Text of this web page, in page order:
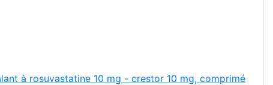
à rosuvastatine 10 mg - crestor 10 mg, comprimé